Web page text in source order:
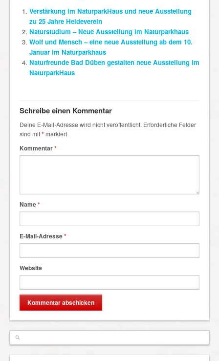
Verstärkung im NaturparkHaus und neue Ausstellung
zu 25 Jahre Heideverein
Naturstudium – Neue Ausstellung im Naturparkhaus
Wolf und Mensch – eine neue Ausstellung ab dem 10.
Januar im Naturparkhaus
Naturfreunde Bad Düben gestalten neue Ausstellung im
NaturparkHaus
Schreibe einen Kommentar
Deine E-Mail-Adresse wird nicht veröffentlicht. Erforderliche Felder
sind mit* markiert
Kommentar*
Name*
E-Mail-Adresse*
Website